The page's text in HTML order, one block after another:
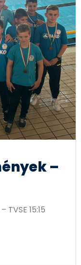
–
TVSE 15:15